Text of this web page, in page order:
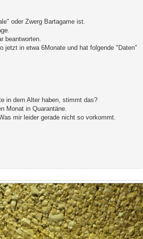
oder Zwerg Bartagame ist.
beantworten.
jetzt in etwa 6Monate und hat folgende "Daten"
in dem Alter haben, stimmt das?
Monat in Quarantäne.
mir leider gerade nicht so vorkommt.